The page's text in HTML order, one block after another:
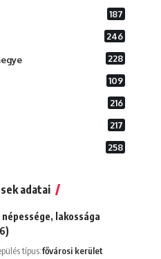
187
246
228
109
216
217
258
adatai
lakossága
típus:fővárosi kerület